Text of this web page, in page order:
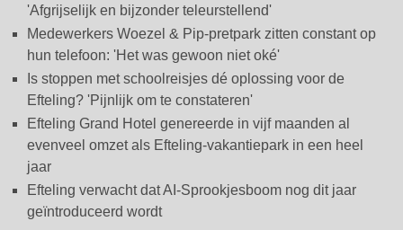
'Afgrijselijk en bijzonder teleurstellend'
Medewerkers Woezel & Pip-pretpark zitten constant op
hun telefoon: 'Het was gewoon niet oké'
Is stoppen met schoolreisjes dé oplossing voor de
Efteling? 'Pijnlijk om te constateren'
Efteling Grand Hotel genereerde in vijf maanden al
evenveel omzet als Efteling-vakantiepark in een heel
jaar
Efteling verwacht dat AI-Sprookjesboom nog dit jaar
geïntroduceerd wordt